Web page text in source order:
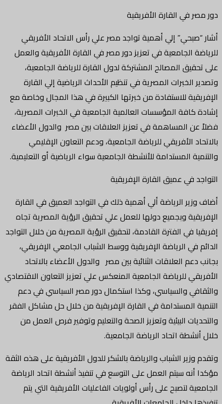
دور مصر في القارة الأفريقية
أشار “صبحي” إلي أهمية تواجد مصر علي رأس الاتحاد الأفريقي
للرياضة الجامعية في تعزيز دور مصر في القارة الأفريقية والعمل
على تحقيق المصالح المشتركة لدول القارة للرياضة الجامعية،
وتصدير الخبرات المصرية في تنظيم الأحداث الرياضية إلي القارة
الإفريقية للاستفادة من خبرتها الكبيرة في هذا المجال وخاصة مع
إشادة كافة المؤسسات العالمية الجامعية في الخبرات المصرية،
فضلاً عن المساهمة في تعزيز العلاقات بين مصر والدول الأعضاء
بالاتحاد الأفريقي للرياضة الجامعية، ودعم التعاون الإقليمي
والتنمية المستدامة للأنشطة الجامعية سواء الرياضية أو التعليمية.
التواجد في عميق القارة الإفريقية
أضاف وزير الرياضة ألي أهمية ذلك في التواجد العميق في القارة
الإفريقية وبجميع دولها للعمل علي تحقيق الرؤية المصرية تجاه
إفريقيا في الفترة القادمة، لتحقيق الرؤية المصرية من خلال التواجد
الدائم في الرياضة الإفريقية ووسط الشباب الجامعي الإفريقي،
بجانب دعم العلاقات الثنائية بين مصر والدول الأعضاء بالاتحاد
الأفريقي للرياضة الجامعية المنعكس علي تعزيز التعاون الاقتصادي
والثقافي والسياسي، وكذا استكمال دور مصر السياسي في دعم
التنمية المستدامة في القارة الإفريقية من خلال حل مشاكل الفقر
والتحديات البيئية وتعزيز الصحة والتعليم وتوفير فرص العمل من
خلال أنشطة اتحاد الرياضة الجامعية.
وتقدم وزير الشباب والرياضة بالشكر للدول الأفريقية على هذه الثقة
مؤكدا أنه سيتم العمل على التوسع في تنفيذ أنشطة اتحاد الرياضة
الجامعية لتصبح على رأس أولويات الفاعليات الأفريقية التي يتم